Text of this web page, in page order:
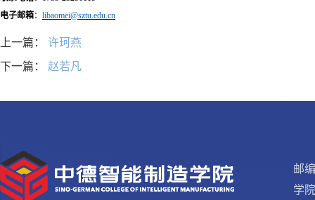
电子邮箱： libaomei@sztu.edu.cn
上一篇：
许珂燕
下一篇：
赵若凡
邮
学